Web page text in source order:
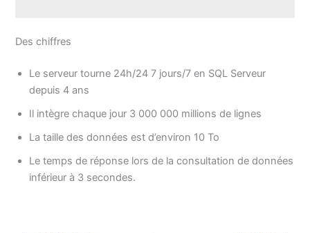
Des chiffres
Le serveur tourne 24h/24 7 jours/7 en SQL Serveur
depuis 4 ans
Il intègre chaque jour 3 000 000 millions de lignes
La taille des données est d’environ 10 To
Le temps de réponse lors de la consultation de données
inférieur à 3 secondes.